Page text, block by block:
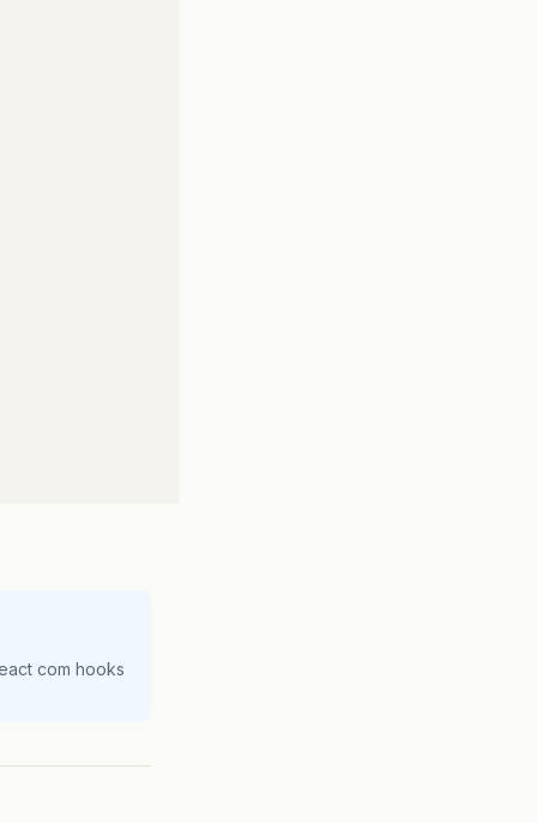
com hooks